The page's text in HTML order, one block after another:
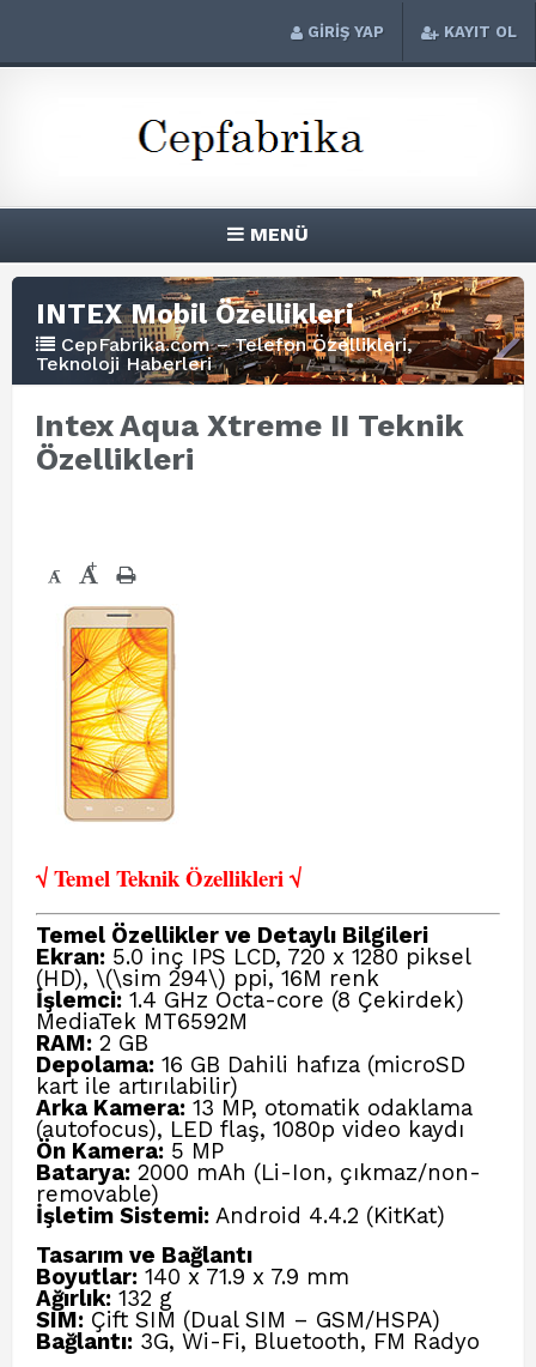
GİRİŞ YAP KAYIT OL
MENÜ
INTEX Mobil Özellikleri
CepFabrika.com – Telefon Özellikleri,
Teknoloji Haberleri
Intex Aqua Xtreme II Teknik
Özellikleri
- +
√ Temel Teknik Özellikleri √
Temel Özellikler ve Detaylı Bilgileri
Ekran: 5.0 inç IPS LCD, 720 x 1280 piksel
(HD), \(\sim 294\) ppi, 16M renk
İşlemci: 1.4 GHz Octa-core (8 Çekirdek)
MediaTek MT6592M
RAM: 2 GB
Depolama: 16 GB Dahili hafıza (microSD
kart ile artırılabilir)
Arka Kamera: 13 MP, otomatik odaklama
(autofocus), LED flaş, 1080p video kaydı
Ön Kamera: 5 MP
Batarya: 2000 mAh (Li-Ion, çıkmaz/non-
removable)
İşletim Sistemi: Android 4.4.2 (KitKat)
Tasarım ve Bağlantı
Boyutlar: 140 x 71.9 x 7.9 mm
Ağırlık: 132 g
SIM: Çift SIM (Dual SIM – GSM/HSPA)
Bağlantı: 3G, Wi-Fi, Bluetooth, FM Radyo